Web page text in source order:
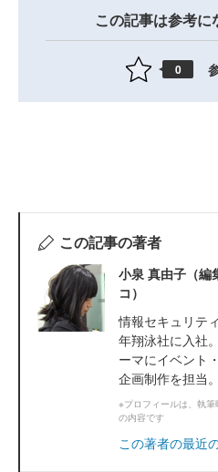
この記事は参考に
0
この記事の著者
小泉 真由子（
コ）
情報セキュリテ
年翔泳社に入社
ーマにイベント
企画制作を担当。
※プロフィールは、執
の内容です
この著者の最近